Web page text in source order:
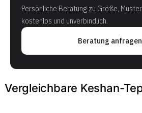
Persönliche Beratung zu Größe,
kostenlos und unverbindlich.
Beratung anfragen
Vergleichbare Keshan-